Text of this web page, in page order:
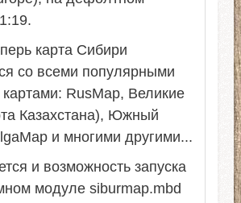
карта Сибири
со всеми популярными
RusMap, Великие
Казахстана), Южный
и многими другими...
и возможность запуска
модуле siburmap.mbd